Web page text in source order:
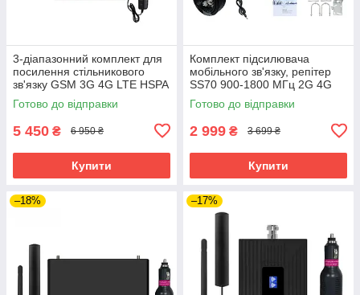
3-діапазонний комплект для
посилення стільникового
зв'язку GSM 3G 4G LTE HSPA
Lintratek IMT GDW AA23
Готово до відправки
5 450 ₴ 6 950 ₴
Купити
Комплект підсилювача
мобільного зв'язку, репітер
SS70 900-1800 МГц 2G 4G
LTE
Готово до відправки
2 999 ₴ 3 699 ₴
Купити
–18% –17%